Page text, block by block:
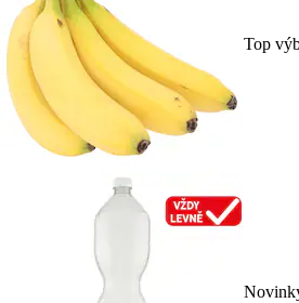
Top